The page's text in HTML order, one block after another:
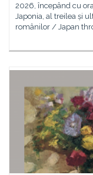
2026, începând cu
Japonia, al treilea și
românilor / Japan